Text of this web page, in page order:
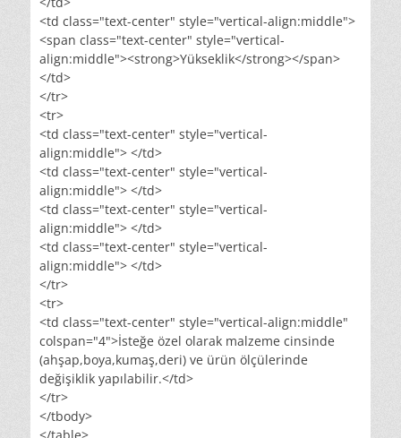
<td class="text-center" style="vertical-align:middle">
<span class="text-center" style="vertical-
align:middle"><strong>Yükseklik</strong></span>
</td>
</tr>
<tr>
<td class="text-center" style="vertical-
align:middle"> </td>
<td class="text-center" style="vertical-
align:middle"> </td>
<td class="text-center" style="vertical-
align:middle"> </td>
<td class="text-center" style="vertical-
align:middle"> </td>
</tr>
<tr>
<td class="text-center" style="vertical-align:middle"
colspan="4">İsteğe özel olarak malzeme cinsinde
(ahşap,boya,kumaş,deri) ve ürün ölçülerinde
değişiklik yapılabilir.</td>
</tr>
</tbody>
</table>